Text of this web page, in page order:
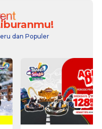
dan Populer